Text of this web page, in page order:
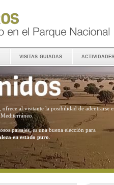
visitas guiadas actividades
, ofrece al visitante la posibilidad de adentrarse
paisajes, es una buena elección para
en estado puro .